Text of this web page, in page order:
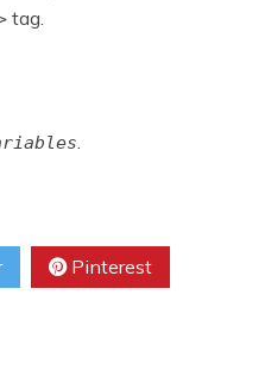
tag.
.
Pinterest